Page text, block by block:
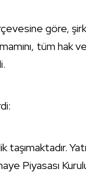
göre,
tüm hak
Piyasası